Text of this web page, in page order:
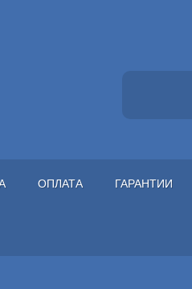
ОПЛАТА ГАРАНТИИ